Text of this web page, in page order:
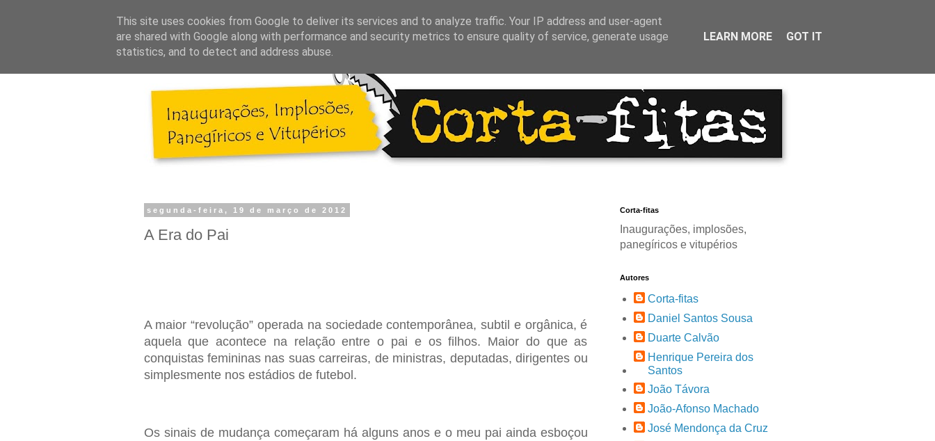
segunda-feira, 19 de março de 2012
A Era do Pai
A maior “revolução” operada na sociedade contemporânea, subtil e orgânica, é
aquela que acontece na relação entre o pai e os filhos. Maior do que as
conquistas femininas nas suas carreiras, de ministras, deputadas, dirigentes ou
simplesmente nos estádios de futebol.
Os sinais de mudança começaram há alguns anos e o meu pai ainda esboçou
Corta-fitas
Inaugurações, implosões,
panegíricos e vitupérios
Autores
Corta-fitas
Daniel Santos Sousa
Duarte Calvão
Henrique Pereira dos
Santos
João Távora
João-Afonso Machado
José Mendonça da Cruz
This site uses cookies from Google to deliver its services and to analyze traffic. Your IP address and user-agent
are shared with Google along with performance and security metrics to ensure quality of service, generate usage
statistics, and to detect and address abuse.
LEARN MORE GOT IT